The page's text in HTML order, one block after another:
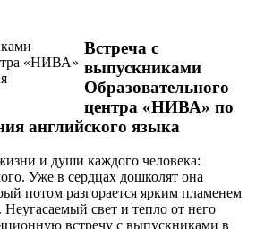
Встреча с
выпускниками
Образовательного
центра «НИВА» по
английского языка
и души каждого человека:
Уже в сердцах дошколят она
потом разгорается ярким пламенем
свет и тепло от него
встречу с выпускниками в